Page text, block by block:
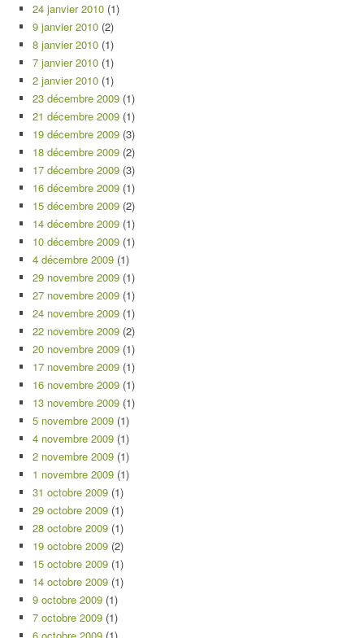
24 janvier 2010 (1)
9 janvier 2010 (2)
8 janvier 2010 (1)
7 janvier 2010 (1)
2 janvier 2010 (1)
23 décembre 2009 (1)
21 décembre 2009 (1)
19 décembre 2009 (3)
18 décembre 2009 (2)
17 décembre 2009 (3)
16 décembre 2009 (1)
15 décembre 2009 (2)
14 décembre 2009 (1)
10 décembre 2009 (1)
4 décembre 2009 (1)
29 novembre 2009 (1)
27 novembre 2009 (1)
24 novembre 2009 (1)
22 novembre 2009 (2)
20 novembre 2009 (1)
17 novembre 2009 (1)
16 novembre 2009 (1)
13 novembre 2009 (1)
5 novembre 2009 (1)
4 novembre 2009 (1)
2 novembre 2009 (1)
1 novembre 2009 (1)
31 octobre 2009 (1)
29 octobre 2009 (1)
28 octobre 2009 (1)
19 octobre 2009 (2)
15 octobre 2009 (1)
14 octobre 2009 (1)
9 octobre 2009 (1)
7 octobre 2009 (1)